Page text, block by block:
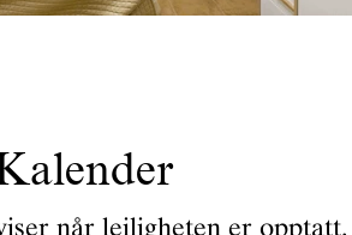
når leiligheten er opptatt.